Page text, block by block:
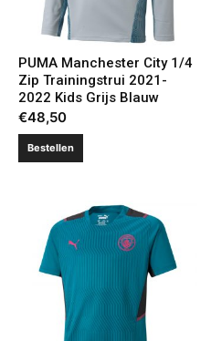
PUMA Manchester City 1/4
Zip Trainingstrui 2021-
2022 Kids Grijs Blauw
€48,50
Bestellen